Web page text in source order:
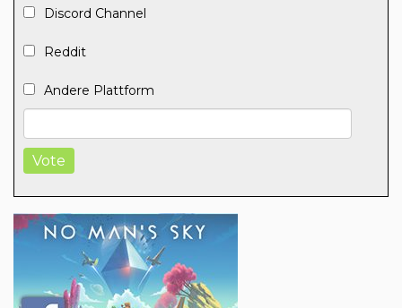
Discord Channel
Reddit
Andere Plattform
Vote